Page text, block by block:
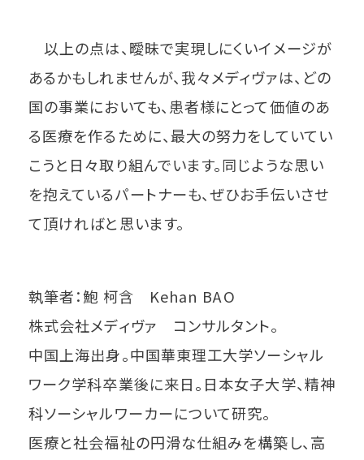
以上の点は、曖昧で実現しにくいイメージが
あるかもしれませんが、我々メディヴァは、どの
国の事業においても、患者様にとって価値のあ
る医療を作るために、最大の努力をしていてい
こうと日々取り組んでいます。同じような思い
を抱えているパートナーも、ぜひお手伝いさせ
て頂ければと思います。
執筆者：鮑 柯含 Kehan BAO
株式会社メディヴァ コンサルタント。
中国上海出身。中国華東理工大学ソーシャル
ワーク学科卒業後に来日。日本女子大学、精神
科ソーシャルワーカーについて研究。
医療と社会福祉の円滑な仕組みを構築し、高